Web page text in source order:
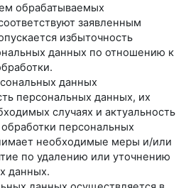
обрабатываемых
заявленным
избыточность
данных по отношению к
данных
персональных данных, их
случаях и актуальность
персональных
необходимые меры и/или
по удалению или уточнению
данных.